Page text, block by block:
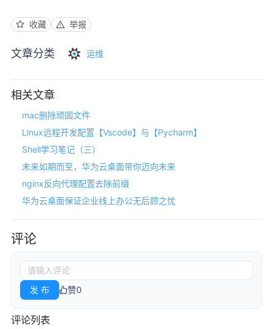
收藏 举报
文章分类 运维
相关文章
mac删除顽固文件
Linux远程开发配置【Vscode】与【Pycharm】
Shell学习笔记（三）
未来如期而至，华为云桌面带你迈向未来
nginx反向代理配置去除前缀
华为云桌面保证企业线上办公无后顾之忧
评论
发 布 赞0
评论列表